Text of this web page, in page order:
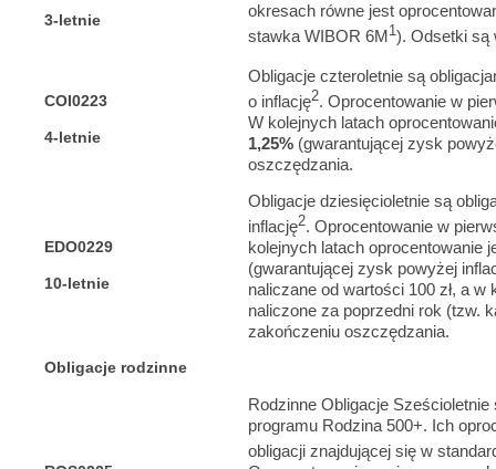
3-letnie
okresach równe jest
stawka WIBOR 6M1). Odsetki są
COI0223
4-letnie
Obligacje czteroletnie są
o inflację2. Oprocentowanie w
W kolejnych latach
1,25% (gwarantującej zysk
oszczędzania.
EDO0229
10-letnie
Obligacje dziesięcioletnie są
inflację2. Oprocentowanie w
kolejnych latach oprocentowanie
(gwarantującej zysk powyżej
naliczane od wartości 100 zł, a
naliczone za poprzedni rok (tzw.
zakończeniu oszczędzania.
Obligacje rodzinne
Rodzinne Obligacje
programu Rodzina 500+. Ich
obligacji znajdującej się w